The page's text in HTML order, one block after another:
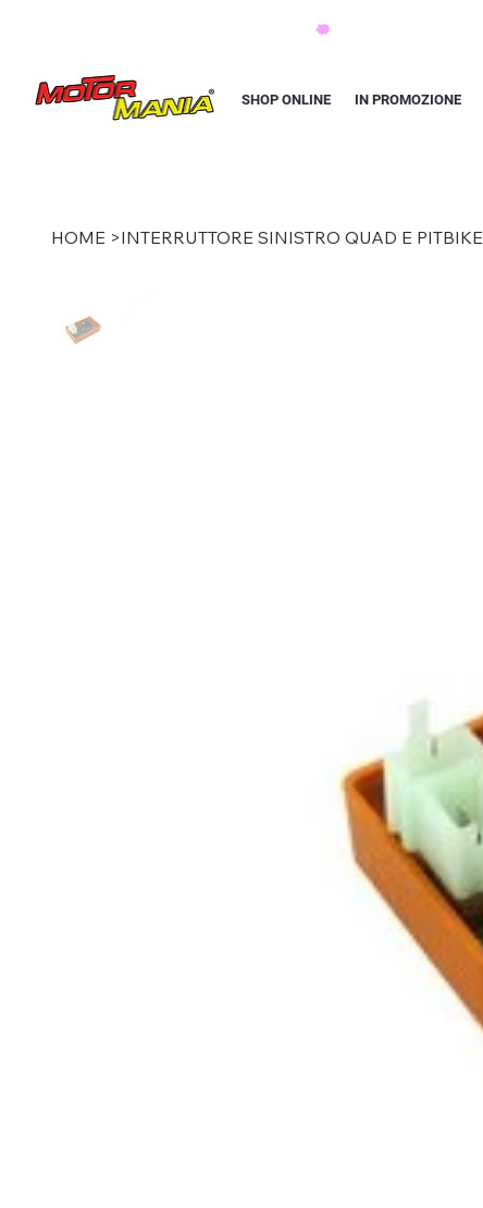
SHOP ONLINE IN PROMOZIONE
HOME >INTERRUTTORE SINISTRO QUAD E PITBIKE